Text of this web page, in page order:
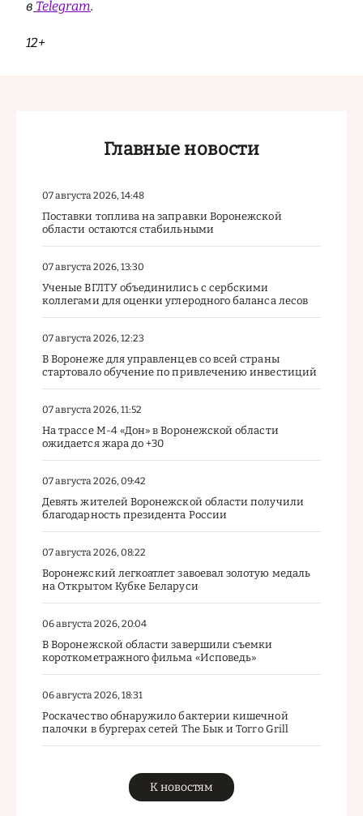
в Telegram.
12+
Главные новости
07 августа 2026, 14:48
Поставки топлива на заправки Воронежской
области остаются стабильными
07 августа 2026, 13:30
Ученые ВГЛТУ объединились с сербскими
коллегами для оценки углеродного баланса лесов
07 августа 2026, 12:23
В Воронеже для управленцев со всей страны
стартовало обучение по привлечению инвестиций
07 августа 2026, 11:52
На трассе М-4 «Дон» в Воронежской области
ожидается жара до +30
07 августа 2026, 09:42
Девять жителей Воронежской области получили
благодарность президента России
07 августа 2026, 08:22
Воронежский легкоатлет завоевал золотую медаль
на Открытом Кубке Беларуси
06 августа 2026, 20:04
В Воронежской области завершили съемки
короткометражного фильма «Исповедь»
06 августа 2026, 18:31
Роскачество обнаружило бактерии кишечной
палочки в бургерах сетей The Бык и Torro Grill
К новостям